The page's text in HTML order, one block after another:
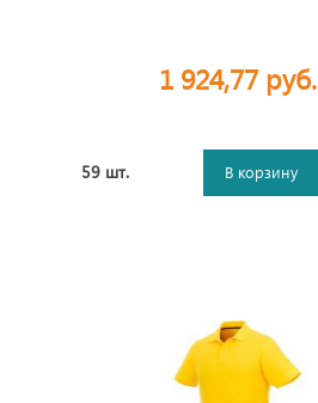
1 924,77 руб.
59 шт. В корзину